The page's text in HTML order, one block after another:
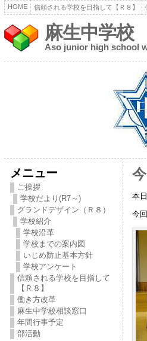
HOME 信頼される学校を目指して【Ｒ８】
麻生中学校
Aso junior high school
メニュー
ご挨拶
学校だより(R7～)
グランドデザイン（Ｒ８）
学校紹介
学校沿革
学校までの案内図
いじめ防止基本方針
学校アンケート
信頼される学校を目指して
【Ｒ８】
働き方改革
麻生中学校相談窓口
年間行事予定
部活動
本
今